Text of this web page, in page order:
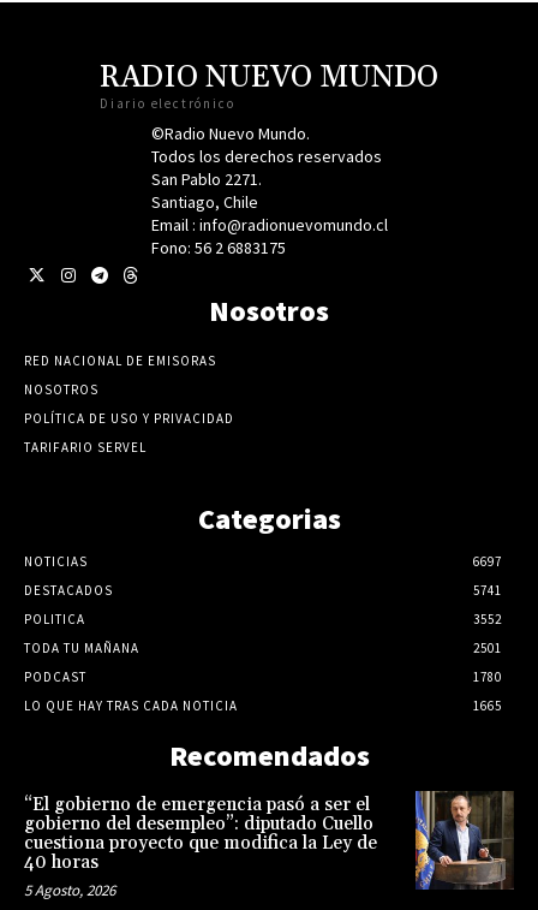
RADIO NUEVO MUNDO
Diario electrónico
©Radio Nuevo Mundo.
Todos los derechos reservados
San Pablo 2271.
Santiago, Chile
Email : info@radionuevomundo.cl
Fono: 56 2 6883175
Nosotros
RED NACIONAL DE EMISORAS
NOSOTROS
POLÍTICA DE USO Y PRIVACIDAD
TARIFARIO SERVEL
Categorias
NOTICIAS
6697
DESTACADOS
5741
POLITICA
3552
TODA TU MAÑANA
2501
PODCAST
1780
LO QUE HAY TRAS CADA NOTICIA
1665
Recomendados
“El gobierno de emergencia pasó a ser el
gobierno del desempleo”: diputado Cuello
cuestiona proyecto que modifica la Ley de
40 horas
5 Agosto, 2026